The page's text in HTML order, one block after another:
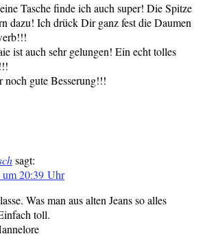
Tasche finde ich auch super! Die Spitze
dazu! Ich drück Dir ganz fest die Daumen
ist auch sehr gelungen! Ein echt tolles
gute Besserung!!!
sagt:
um 20:39 Uhr
Was man aus alten Jeans so alles
toll.